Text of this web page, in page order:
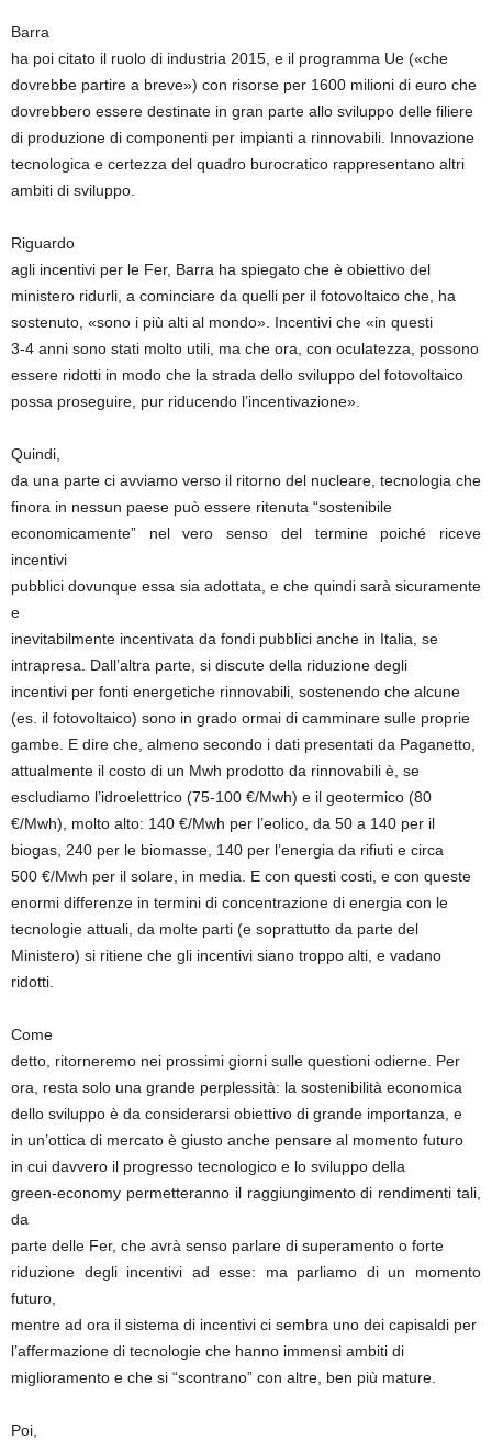
Barra
ha poi citato il ruolo di industria 2015, e il programma Ue («che
dovrebbe partire a breve») con risorse per 1600 milioni di euro che
dovrebbero essere destinate in gran parte allo sviluppo delle filiere
di produzione di componenti per impianti a rinnovabili. Innovazione
tecnologica e certezza del quadro burocratico rappresentano altri
ambiti di sviluppo.
Riguardo
agli incentivi per le Fer, Barra ha spiegato che è obiettivo del
ministero ridurli, a cominciare da quelli per il fotovoltaico che, ha
sostenuto, «sono i più alti al mondo». Incentivi che «in questi
3-4 anni sono stati molto utili, ma che ora, con oculatezza, possono
essere ridotti in modo che la strada dello sviluppo del fotovoltaico
possa proseguire, pur riducendo l’incentivazione».
Quindi,
da una parte ci avviamo verso il ritorno del nucleare, tecnologia che
finora in nessun paese può essere ritenuta “sostenibile
economicamente” nel vero senso del termine poiché riceve
incentivi
pubblici dovunque essa sia adottata, e che quindi sarà sicuramente
e
inevitabilmente incentivata da fondi pubblici anche in Italia, se
intrapresa. Dall’altra parte, si discute della riduzione degli
incentivi per fonti energetiche rinnovabili, sostenendo che alcune
(es. il fotovoltaico) sono in grado ormai di camminare sulle proprie
gambe. E dire che, almeno secondo i dati presentati da Paganetto,
attualmente il costo di un Mwh prodotto da rinnovabili è, se
escludiamo l’idroelettrico (75-100 €/Mwh) e il geotermico (80
€/Mwh), molto alto: 140 €/Mwh per l’eolico, da 50 a 140 per il
biogas, 240 per le biomasse, 140 per l’energia da rifiuti e circa
500 €/Mwh per il solare, in media. E con questi costi, e con queste
enormi differenze in termini di concentrazione di energia con le
tecnologie attuali, da molte parti (e soprattutto da parte del
Ministero) si ritiene che gli incentivi siano troppo alti, e vadano
ridotti.
Come
detto, ritorneremo nei prossimi giorni sulle questioni odierne. Per
ora, resta solo una grande perplessità: la sostenibilità economica
dello sviluppo è da considerarsi obiettivo di grande importanza, e
in un’ottica di mercato è giusto anche pensare al momento futuro
in cui davvero il progresso tecnologico e lo sviluppo della
green-economy permetteranno il raggiungimento di rendimenti tali,
da
parte delle Fer, che avrà senso parlare di superamento o forte
riduzione degli incentivi ad esse: ma parliamo di un momento
futuro,
mentre ad ora il sistema di incentivi ci sembra uno dei capisaldi per
l’affermazione di tecnologie che hanno immensi ambiti di
miglioramento e che si “scontrano” con altre, ben più mature.
Poi,